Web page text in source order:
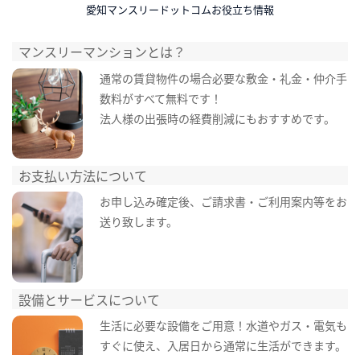
愛知マンスリードットコムお役立ち情報
マンスリーマンションとは？
通常の賃貸物件の場合必要な敷金・礼金・仲介手
数料がすべて無料です！
法人様の出張時の経費削減にもおすすめです。
お支払い方法について
お申し込み確定後、ご請求書・ご利用案内等をお
送り致します。
設備とサービスについて
生活に必要な設備をご用意！水道やガス・電気も
すぐに使え、入居日から通常に生活ができます。